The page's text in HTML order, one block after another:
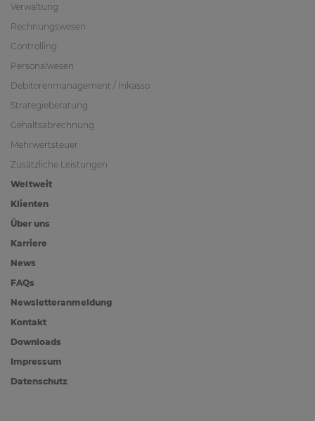
Verwaltung
Rechnungswesen
Controlling
Personalwesen
Debitorenmanagement / Inkasso
Strategieberatung
Gehaltsabrechnung
Mehrwertsteuer
Zusätzliche Leistungen
Weltweit
Klienten
Über uns
Karriere
News
FAQs
Newsletteranmeldung
Kontakt
Downloads
Impressum
Datenschutz